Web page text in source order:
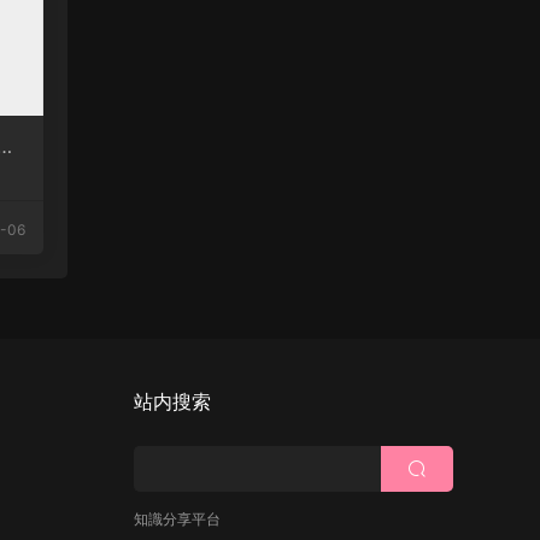
06
站内搜索
知識分享平台